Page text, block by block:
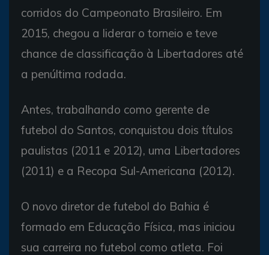
corridos do Campeonato Brasileiro. Em
2015, chegou a liderar o torneio e teve
chance de classificação à Libertadores até
a penúltima rodada.
Antes, trabalhando como gerente de
futebol do Santos, conquistou dois títulos
paulistas (2011 e 2012), uma Libertadores
(2011) e a Recopa Sul-Americana (2012).
O novo diretor de futebol do Bahia é
formado em Educação Física, mas iniciou
sua carreira no futebol como atleta. Foi